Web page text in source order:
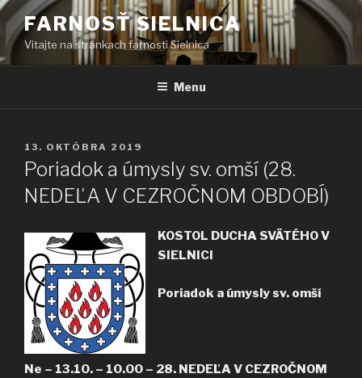
Prejsť
obsah
FARNOSŤ SIELNICA
Vitajte na stránkach farnosti Sielnica
Menu
PUBLIKOVANÉ
13. OKTÓBRA 2019
Poriadok a úmysly sv. omší (28.
NEDEĽA V CEZROČNOM OBDOBÍ)
KOSTOL DUCHA SVÄTÉHO V
SIELNICI
Poriadok a úmysly sv. omší
Ne – 13.10. – 10.00 – 28. NEDEĽA V CEZROČNOM